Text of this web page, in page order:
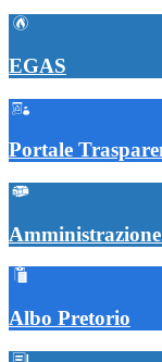
EGAS
Portale
Albo Pretorio